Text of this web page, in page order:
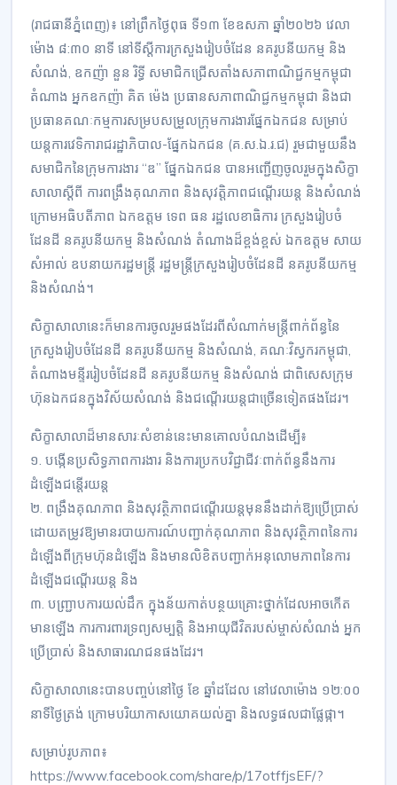
(រាជធានីភ្នំពេញ)៖ នៅព្រឹកថ្ងៃពុធ ទី១៣ ខែឧសភា ឆ្នាំ២០២៦ វេលា
ម៉ោង ៨:៣០ នាទី នៅទីស្តីការក្រសួងរៀបចំដែន នគរូបនីយកម្ម និង
សំណង់, ឧកញ៉ា នួន រិទ្ធី សមាជិកជ្រើសតាំងសភាពាណិជ្ជកម្មកម្ពុជា
តំណាង អ្នកឧកញ៉ា គិត ម៉េង ប្រធានសភាពាណិជ្ជកម្មកម្ពុជា និងជា
ប្រធានគណៈកម្មការសម្របសម្រួលក្រុមការងារផ្នែកឯកជន សម្រាប់
យន្តការវេទិការាជរដ្ឋាភិបាល-ផ្នែកឯកជន (គ.ស.ឯ.រ.ជ) រួមជាមួយនឹង
សមាជិកនៃក្រុមការងារ “ឌ” ផ្នែកឯកជន បានអញ្ជើញចូលរួមក្នុងសិក្ខា
សាលាស្តីពី ការពង្រឹងគុណភាព និងសុវត្តិភាពជណ្តើរយន្ត និងសំណង់
ក្រោមអធិបតីភាព ឯកឧត្តម ទេព ធន រដ្ឋលេខាធិការ ក្រសួងរៀបចំ
ដែនដី នគរូបនីយកម្ម និងសំណង់ តំណាងដ៏ខ្ពង់ខ្ពស់ ឯកឧត្តម សាយ
សំអាល់ ឧបនាយករដ្ឋមន្ត្រី រដ្ឋមន្ត្រីក្រសួងរៀបចំដែនដី នគរូបនីយកម្ម
និងសំណង់។
សិក្ខាសាលានេះក៏មានការចូលរួមផងដែរពីសំណាក់មន្ត្រីពាក់ព័ន្ធនៃ
ក្រសួងរៀបចំដែនដី នគរូបនីយកម្ម និងសំណង់, គណៈវិស្វករកម្ពុជា,
តំណាងមន្ទីររៀបចំដែនដី នគរូបនីយកម្ម និងសំណង់ ជាពិសេសក្រុម
ហ៊ុនឯកជនក្នុងវិស័យសំណង់ និងជណ្តើរយន្តជាច្រើនទៀតផងដែរ។
សិក្ខាសាលាដ៏មានសារៈសំខាន់នេះមានគោលបំណងដើម្បី៖
១. បង្កើនប្រសិទ្ធភាពការងារ និងការប្រកបវិជ្ជាជីវៈពាក់ព័ន្ធនឹងការ
ដំឡើងជន្តើរយន្ត
២. ពង្រឹងគុណភាព និងសុវត្ថិភាពជណ្តើរយន្តមុននឹងដាក់ឱ្យប្រើប្រាស់
ដោយតម្រូវឱ្យមានរបាយការណ៍បញ្ជាក់គុណភាព និងសុវត្ថិភាពនៃការ
ដំឡើងពីក្រុមហ៊ុនដំឡើង និងមានលិខិតបញ្ជាក់អនុលោមភាពនៃការ
ដំឡើងជណ្តើរយន្ត និង
៣. បញ្ជ្រាបការយល់ដឹក ក្នុងន័យកាត់បន្ថយគ្រោះថ្នាក់ដែលអាចកើត
មានឡើង ការការពារទ្រព្យសម្បត្តិ និងអាយុជីវិតរបស់ម្ចាស់សំណង់ អ្នក
ប្រើប្រាស់ និងសាធារណជនផងដែរ។
សិក្ខាសាលានេះបានបញ្ចប់នៅថ្ងៃ ខែ ឆ្នាំដដែល នៅវេលាម៉ោង ១២:០០
នាទីថ្ងៃត្រង់ ក្រោមបរិយាកាសយោគយល់គ្នា និងលទ្ធផលជាផ្លែផ្កា។
សម្រាប់រូបភាព៖
https://www.facebook.com/share/p/17otffjsEF/?